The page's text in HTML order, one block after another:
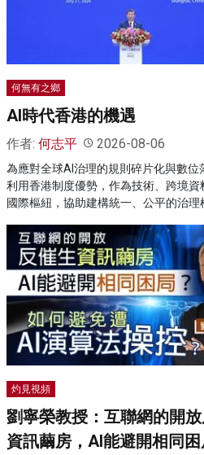
何無有之鄉
AI時代香港的機遇
作者: 何志平 2026-08-06
為應對全球AI治理的規則碎片化與數位
利用香港制度優勢，作為技術、跨境資
國際樞紐，協助建構統一、公平的治理
灼見視頻
劉寧榮教授：互聯網的開
資訊繭房，AI能避開相同